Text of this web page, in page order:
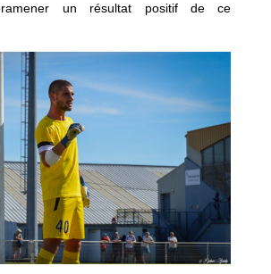
un résultat positif de ce